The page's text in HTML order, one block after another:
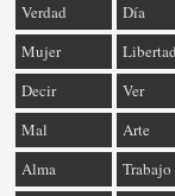
Verdad
Día
Mujer
Libertad
Decir
Ver
Mal
Arte
Alma
Trabajo